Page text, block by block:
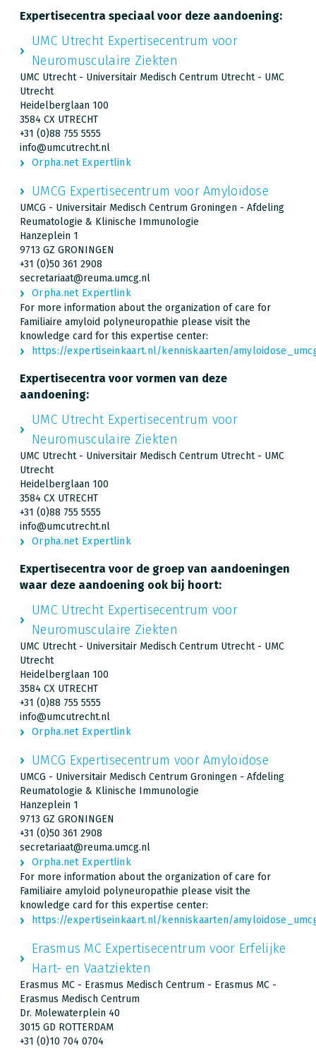
Expertisecentra speciaal voor deze aandoening:
UMC Utrecht Expertisecentrum voor
Neuromusculaire Ziekten
UMC Utrecht - Universitair Medisch Centrum Utrecht - UMC
Utrecht
Heidelberglaan 100
3584 CX UTRECHT
+31 (0)88 755 5555
info@umcutrecht.nl
Orpha.net Expertlink
UMCG Expertisecentrum voor Amyloïdose
UMCG - Universitair Medisch Centrum Groningen - Afdeling
Reumatologie & Klinische Immunologie
Hanzeplein 1
9713 GZ GRONINGEN
+31 (0)50 361 2908
secretariaat@reuma.umcg.nl
Orpha.net Expertlink
For more information about the organization of care for
Familiaire amyloid polyneuropathie please visit the
knowledge card for this expertise center:
https://expertiseinkaart.nl/kenniskaarten/
Expertisecentra voor vormen van deze
aandoening:
UMC Utrecht Expertisecentrum voor
Neuromusculaire Ziekten
UMC Utrecht - Universitair Medisch Centrum Utrecht - UMC
Utrecht
Heidelberglaan 100
3584 CX UTRECHT
+31 (0)88 755 5555
info@umcutrecht.nl
Orpha.net Expertlink
Expertisecentra voor de groep van aandoeningen
waar deze aandoening ook bij hoort:
UMC Utrecht Expertisecentrum voor
Neuromusculaire Ziekten
UMC Utrecht - Universitair Medisch Centrum Utrecht - UMC
Utrecht
Heidelberglaan 100
3584 CX UTRECHT
+31 (0)88 755 5555
info@umcutrecht.nl
Orpha.net Expertlink
UMCG Expertisecentrum voor Amyloïdose
UMCG - Universitair Medisch Centrum Groningen - Afdeling
Reumatologie & Klinische Immunologie
Hanzeplein 1
9713 GZ GRONINGEN
+31 (0)50 361 2908
secretariaat@reuma.umcg.nl
Orpha.net Expertlink
For more information about the organization of care for
Familiaire amyloid polyneuropathie please visit the
knowledge card for this expertise center:
https://expertiseinkaart.nl/kenniskaarten/
Erasmus MC Expertisecentrum voor Erfelijke
Hart- en Vaatziekten
Erasmus MC - Erasmus Medisch Centrum - Erasmus MC -
Erasmus Medisch Centrum
Dr. Molewaterplein 40
3015 GD ROTTERDAM
+31 (0)10 704 0704